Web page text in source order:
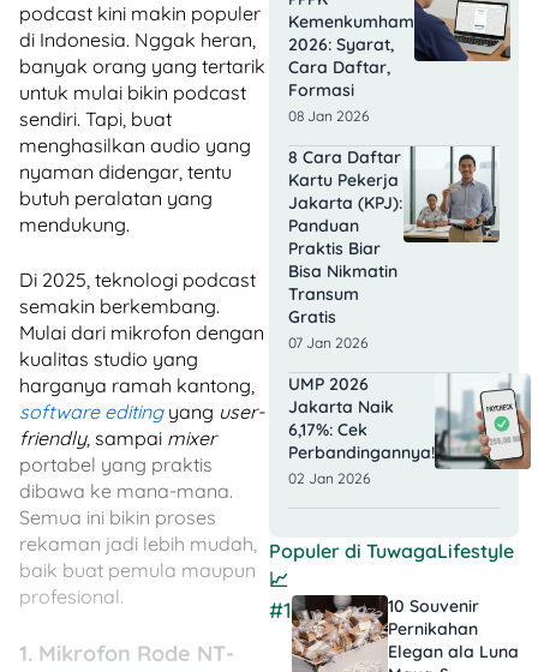
podcast kini makin populer
di Indonesia. Nggak heran,
banyak orang yang tertarik
untuk mulai bikin podcast
sendiri. Tapi, buat
menghasilkan audio yang
nyaman didengar, tentu
butuh peralatan yang
mendukung.
Di 2025, teknologi podcast
semakin berkembang.
Mulai dari mikrofon dengan
kualitas studio yang
harganya ramah kantong,
software editingyang user-
friendly, sampai mixer
portabel yang praktis
dibawa ke mana-mana.
Semua ini bikin proses
rekaman jadi lebih mudah,
baik buat pemula maupun
profesional.
1. Mikrofon Rode NT-
Kemenkumham
2026: Syarat,
Cara Daftar,
Formasi
08 Jan 2026
8 Cara Daftar
Kartu Pekerja
Jakarta (KPJ):
Panduan
Praktis Biar
Bisa Nikmatin
Transum
Gratis
07 Jan 2026
UMP 2026
Jakarta Naik
6,17%: Cek
Perbandingannya!
02 Jan 2026
Populer di TuwagaLifestyle
📈
#1
10 Souvenir
Pernikahan
Elegan ala Luna